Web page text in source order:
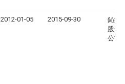
2012-01-05 2015-09-30
鈊象
股份
公司